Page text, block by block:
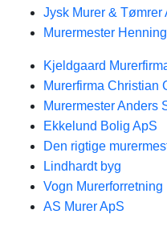
Jysk Murer & Tømrer
Murermester
Kjeldgaard
Murerfirma Christian
Murermester Anders
Ekkelund Bolig ApS
Den rigtige
Lindhardt byg
Vogn Murerforretning
AS Murer ApS